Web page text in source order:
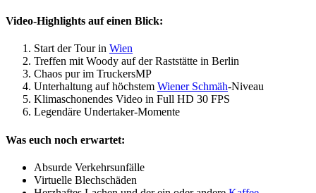
Video-Highlights auf einen Blick:
Start der Tour in Wien
Treffen mit Woody auf der Raststätte in Berlin
Chaos pur im TruckersMP
Unterhaltung auf höchstem Wiener Schmäh-Niveau
Klimaschonendes Video in Full HD 30 FPS
Legendäre Undertaker-Momente
Was euch noch erwartet:
Absurde Verkehrsunfälle
Virtuelle Blechschäden